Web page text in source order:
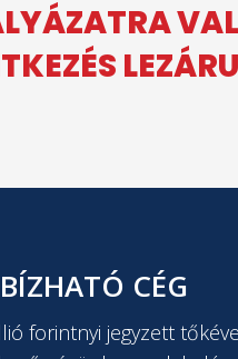
CÉG
forintnyi jegyzett